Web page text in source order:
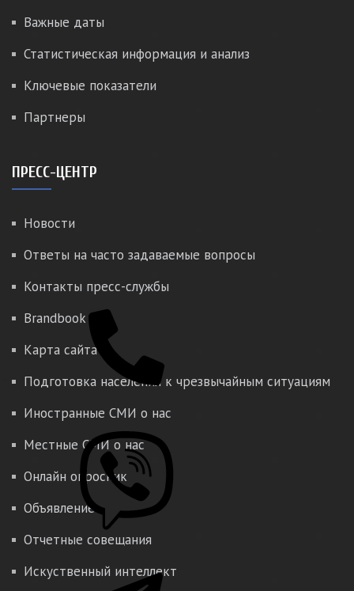
Важные даты
Статистическая информация и анализ
Ключевые показатели
Партнеры
ПРЕСС-ЦЕНТР
Новости
Ответы на часто задаваемые вопросы
Контакты пресс-службы
Brandbook
Карта сайта
Подготовка населения к чрезвычайным ситуациям
Иностранные СМИ о нас
Местные СМИ о нас
Онлайн опросник
Объявление
Отчетные совещания
Искуственный интеллект